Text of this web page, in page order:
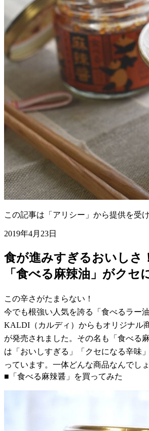
この記事は「アリシー」から提供を受
2019年4月23日
食が進みすぎるおいし
「食べる麻辣油」がクセ
この辛さがたまらない！
今でも根強い人気を誇る「食べるラー油
KALDI（カルディ）からもオリジナル
が発売されました。その名も「食べる
は「おいしすぎる」「クセになる辛味
っています。一体どんな商品なんでしょ
■「食べる麻辣醤」を買ってみた